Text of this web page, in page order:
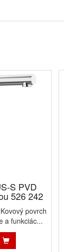
S PVD
526 242
povrch
a funkciác...